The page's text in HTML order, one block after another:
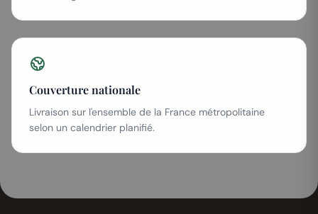
Couverture nationale
Livraison sur l'ensemble de la France métropolitaine
selon un calendrier planifié.